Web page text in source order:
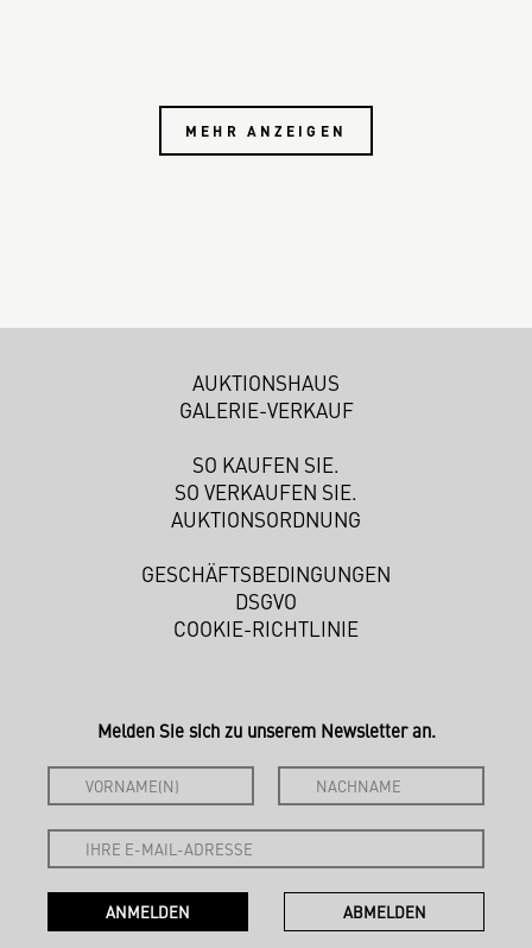
MEHR ANZEIGEN
AUKTIONSHAUS
GALERIE-VERKAUF
SO KAUFEN SIE.
SO VERKAUFEN SIE.
AUKTIONSORDNUNG
GESCHÄFTSBEDINGUNGEN
DSGVO
COOKIE-RICHTLINIE
Melden Sie sich zu unserem Newsletter an.